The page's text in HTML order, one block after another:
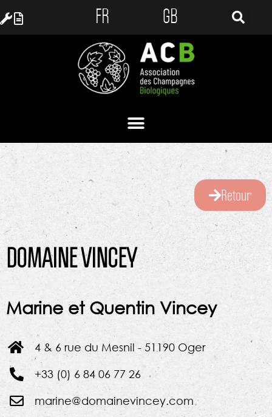
FR GB
DOMAINE VINCEY
Retour
Marine et Quentin Vincey
4 & 6 rue du Mesnil - 51190 Oger
+33 (0) 6 84 06 77 26
marine@domainevincey.com